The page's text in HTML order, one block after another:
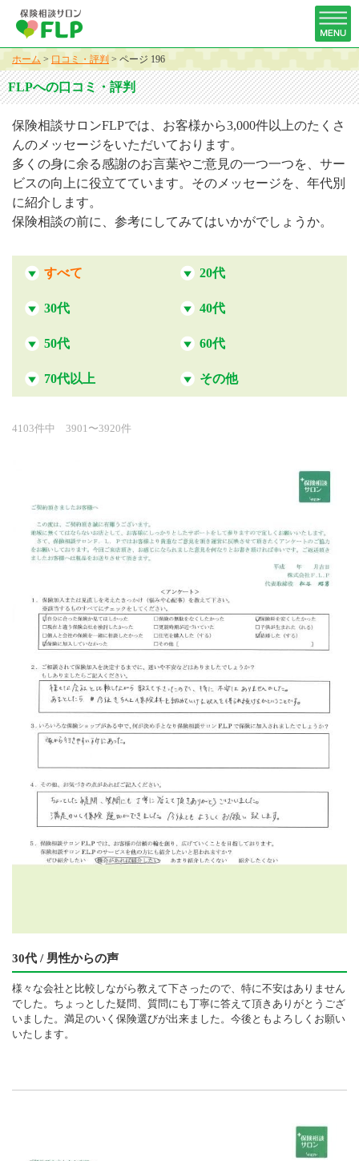
ホーム > 口コミ・評判 > ページ 196
FLPへの口コミ・評判
保険相談サロンFLPでは、お客様から3,000件以上のたくさ
んのメッセージをいただいております。
多くの身に余る感謝のお言葉やご意見の一つ一つを、サー
ビスの向上に役立てています。そのメッセージを、年代別
に紹介します。
保険相談の前に、参考にしてみてはいかがでしょうか。
すべて 20代
30代 40代
50代 60代
70代以上 その他
4103件中 3901〜3920件
30代 / 男性からの声
様々な会社と比較しながら教えて下さったので、特に不安はありません
でした。ちょっとした疑問、質問にも丁寧に答えて頂きありがとうござ
いました。満足のいく保険選びが出来ました。今後ともよろしくお願い
いたします。